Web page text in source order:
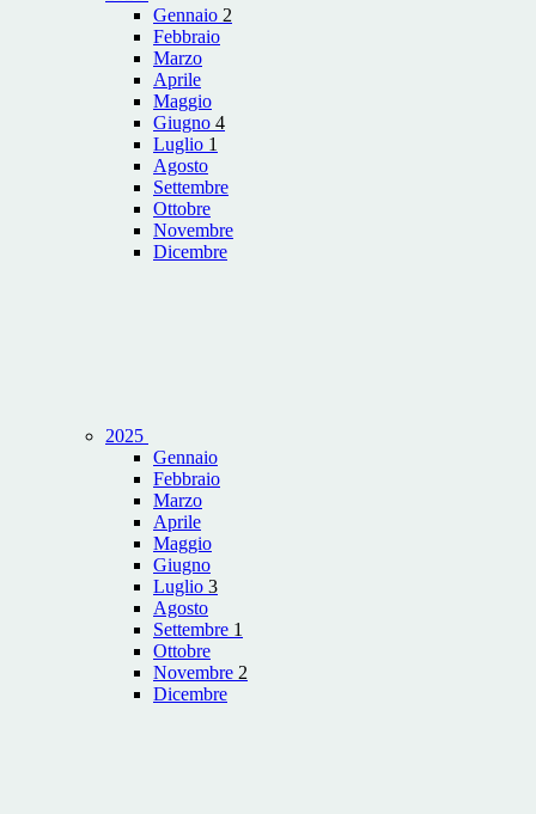
Gennaio 2
Febbraio
Marzo
Aprile
Maggio
Giugno 4
Luglio 1
Agosto
Settembre
Ottobre
Novembre
Dicembre
2025
Gennaio
Febbraio
Marzo
Aprile
Maggio
Giugno
Luglio 3
Agosto
Settembre 1
Ottobre
Novembre 2
Dicembre